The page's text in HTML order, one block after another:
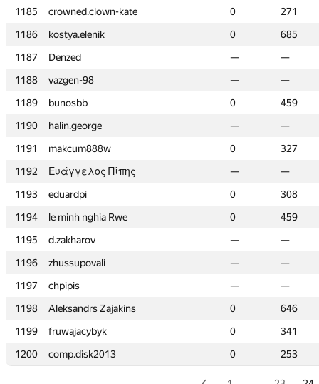
1185
crowned.clown-kate 0
271
1186
kostya.elenik 0
685
1187
Denzed —
—
1188
vazgen-98 —
—
1189
bunosbb 0
459
1190
halin.george —
—
1191
makcum888w 0
327
1192
Ευάγγελος Πίπης —
—
1193
eduardpi 0
308
1194
le minh nghia Rwe 0
459
1195
d.zakharov —
—
1196
zhussupovali —
—
1197
chpipis —
—
1198
Aleksandrs Zajakins 0
646
1199
fruwajacybyk 0
341
1200
comp.disk2013 0 253
1185
crowned.clown-kate 0
271
1186
kostya.elenik 0
685
1187
Denzed —
—
1188
vazgen-98 —
—
1189
bunosbb 0
459
1190
halin.george —
—
1191
makcum888w 0
327
1192
Ευάγγελος Πίπης —
—
1193
eduardpi 0
308
1194
le minh nghia Rwe 0
459
1195
d.zakharov —
—
1196
zhussupovali —
—
1197
chpipis —
—
1198
Aleksandrs Zajakins 0
646
1199
fruwajacybyk 0
341
1200
comp.disk2013 0 253